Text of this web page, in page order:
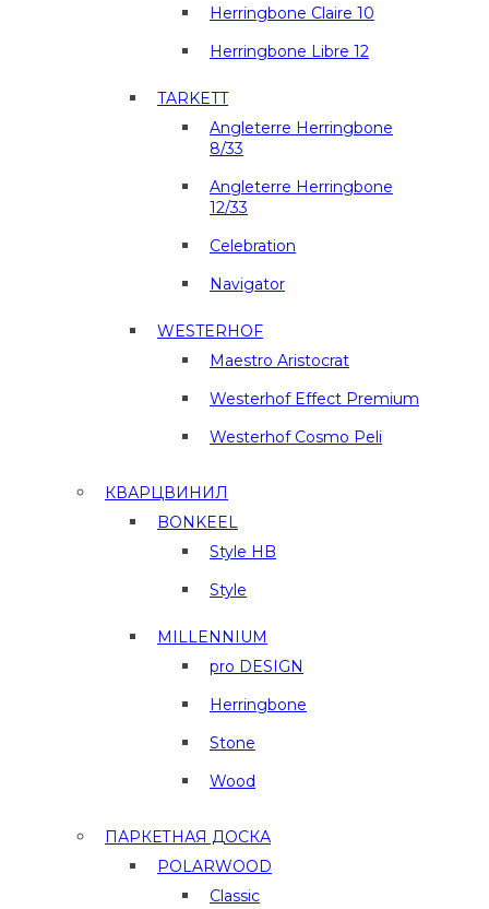
Herringbone Claire 10
Herringbone Libre 12
TARKETT
Angleterre Herringbone
8/33
Angleterre Herringbone
12/33
Celebration
Navigator
WESTERHOF
Maestro Aristocrat
Westerhof Effect Premium
Westerhof Cosmo Peli
КВАРЦВИНИЛ
BONKEEL
Style HB
Style
MILLENNIUM
pro DESIGN
Herringbone
Stone
Wood
ПАРКЕТНАЯ ДОСКА
POLARWOOD
Classic